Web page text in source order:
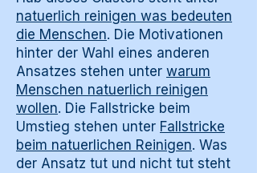
natuerlich reinigen was bedeuten
die Menschen. Die Motivationen
hinter der Wahl eines anderen
Ansatzes stehen unter warum
Menschen natuerlich reinigen
wollen. Die Fallstricke beim
Umstieg stehen unter Fallstricke
beim natuerlichen Reinigen. Was
der Ansatz tut und nicht tut steht